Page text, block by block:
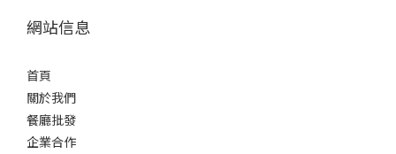
網站信息
首頁
關於我們
餐廳批發
企業合作